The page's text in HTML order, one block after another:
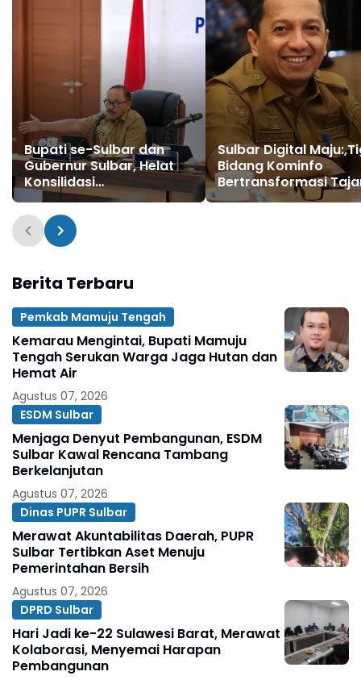
Bupati se-Sulbar dan
Gubernur Sulbar, Helat
Konsilidasi
Pembangunan Sulbar di
Mamuju
Sulbar Digital
Bidang Kominfo
Bertransformasi
Berita Terbaru
Pemkab Mamuju Tengah
Kemarau Mengintai, Bupati Mamuju
Tengah Serukan Warga Jaga Hutan dan
Hemat Air
Agustus 07, 2026
ESDM Sulbar
Menjaga Denyut Pembangunan, ESDM
Sulbar Kawal Rencana Tambang
Berkelanjutan
Agustus 07, 2026
Dinas PUPR Sulbar
Merawat Akuntabilitas Daerah, PUPR
Sulbar Tertibkan Aset Menuju
Pemerintahan Bersih
Agustus 07, 2026
DPRD Sulbar
Hari Jadi ke-22 Sulawesi Barat, Merawat
Kolaborasi, Menyemai Harapan
Pembangunan